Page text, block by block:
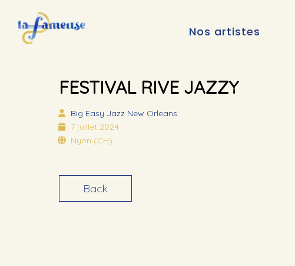
Nos artistes
FESTIVAL RIVE JAZZY
Big Easy Jazz New Orleans
7 juillet 2024
Nyon (CH)
Back